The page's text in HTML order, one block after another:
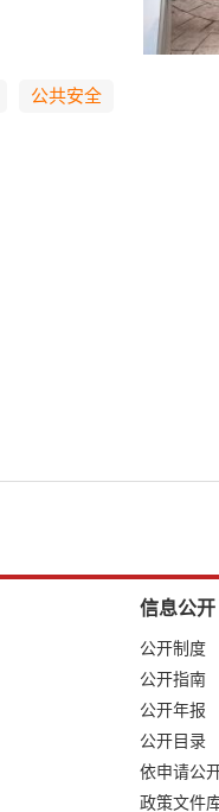
公共安全
信息公开
公开制度
公开指南
公开年报
公开目录
依申请公
政策文件